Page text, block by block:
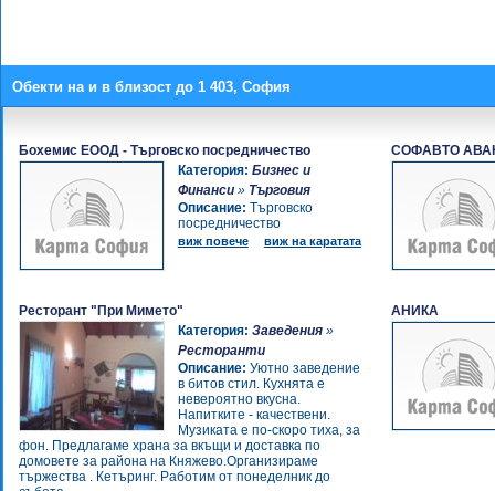
Обекти на и в близост до 1 403, София
Бохемис ЕООД - Търговско посредничество
Категория: Бизнес и
Финанси» Търговия
Описание: Търговско
посредничество
виж повече виж на каратата
СОФАВТО
Ресторант "При Мимето"
Категория: Заведения»
Ресторанти
Описание: Уютно заведение
в битов стил. Кухнята е
невероятно вкусна.
Напитките - качествени.
Музиката е по-скоро тиха, за
фон. Предлагаме храна за вкъщи и доставка по
домовете за района на Княжево.Организираме
тържества . Кетъринг. Работим от понеделник до
АНИКА